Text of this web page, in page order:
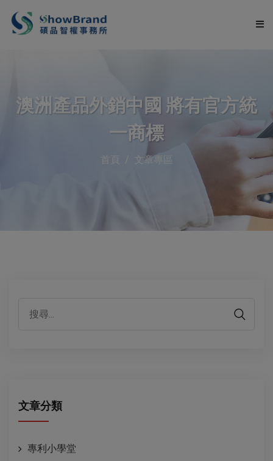
服務項目
澳洲產品外銷中國 將有官方統
一商標
首頁 文章專區
文章分類
專利小學堂